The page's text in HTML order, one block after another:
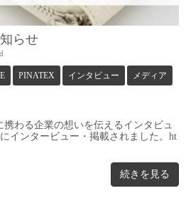
らせ
PINATEX インタビュー メディア
わる企業の想いを伝えるインタビュ
インタービュー・掲載されました。ht
続きを見る